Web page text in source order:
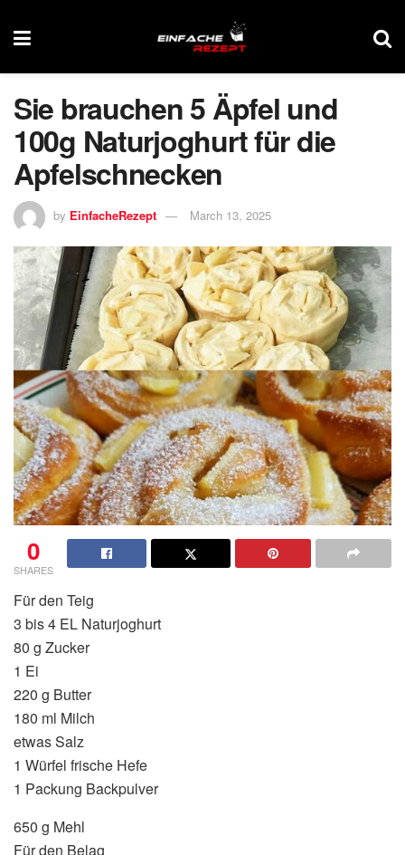
Sie brauchen 5 Äpfel und
100g Naturjoghurt für die
Apfelschnecken
by EinfacheRezept March 13, 2025
0
SHARES
Für den Teig
3 bis 4 EL Naturjoghurt
80 g Zucker
1 Ei
220 g Butter
180 ml Milch
etwas Salz
1 Würfel frische Hefe
1 Packung Backpulver
650 g Mehl
Für den Belag